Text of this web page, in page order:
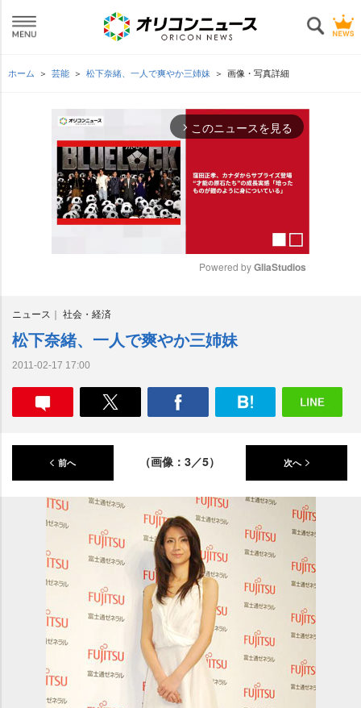
ホーム 芸能 松下奈緒、一人で爽やか三姉妹 画像・写真詳細
arrow_forward_ios このニュースを見る
Powered by GliaStudios
ニュース 社会・経済
松下奈緒、一人で爽やか三姉妹
2011-02-17 17:00
前へ （画像：3／5） 次へ